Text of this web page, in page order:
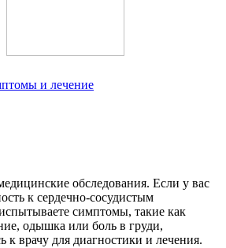
и лечение
обследования. Если у вас
к сердечно-сосудистым
симптомы, такие как
одышка или боль в груди,
к врачу для диагностики и лечения.